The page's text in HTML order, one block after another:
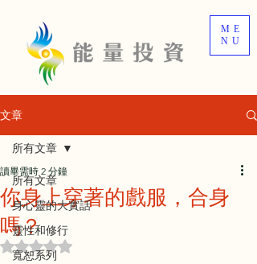
ME
NU
文章
所有文章
身心靈的大實話
靈性和修行
寬恕系列
所有文章
你身上穿著的戲服，合身
嗎？
讀畢需時 2 分鐘
評等為 NaN（最高為 5 顆星）。